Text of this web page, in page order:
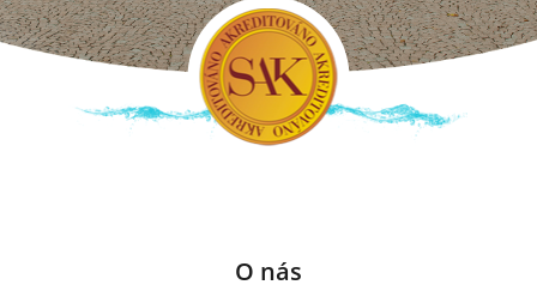
O nás